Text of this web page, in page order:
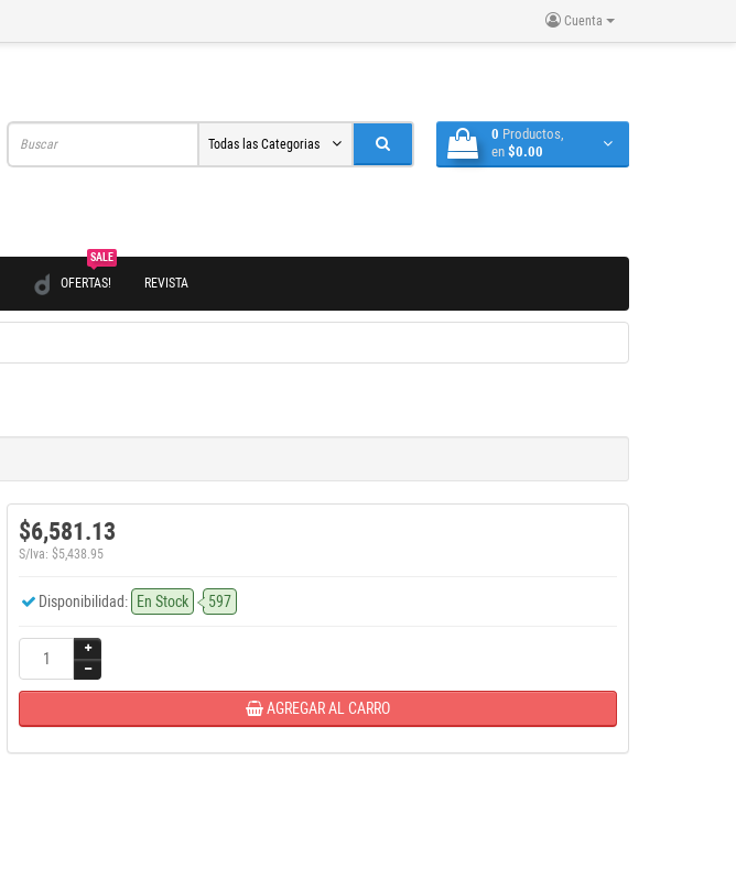
Cuenta
0 Productos,
en $0.00
Todas las Categorias
SALE
OFERTAS! REVISTA
$6,581.13
S/Iva: $5,438.95
Disponibilidad: En Stock 597
AGREGAR AL CARRO